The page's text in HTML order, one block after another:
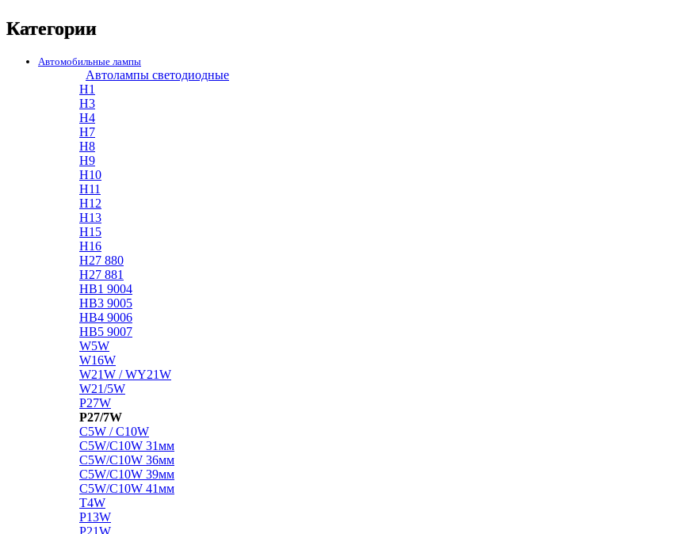
Категории
Автомобильные лампы
Автолампы светодиодные
H1
H3
H4
H7
H8
H9
H10
H11
H12
H13
H15
H16
H27 880
H27 881
HB1 9004
HB3 9005
HB4 9006
HB5 9007
W5W
W16W
W21W / WY21W
W21/5W
P27W
P27/7W
C5W / C10W
C5W/C10W 31мм
C5W/C10W 36мм
C5W/C10W 39мм
C5W/C10W 41мм
T4W
P13W
P21W